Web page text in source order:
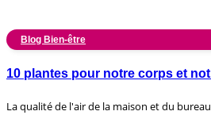
Blog Bien-être
10 plantes pour notre corps et
La qualité de l'air de la maison et du